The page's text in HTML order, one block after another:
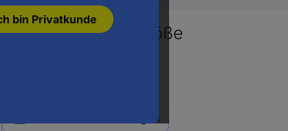
bin Privatkunde
Größe
Alle 5 Varianten anzeigen